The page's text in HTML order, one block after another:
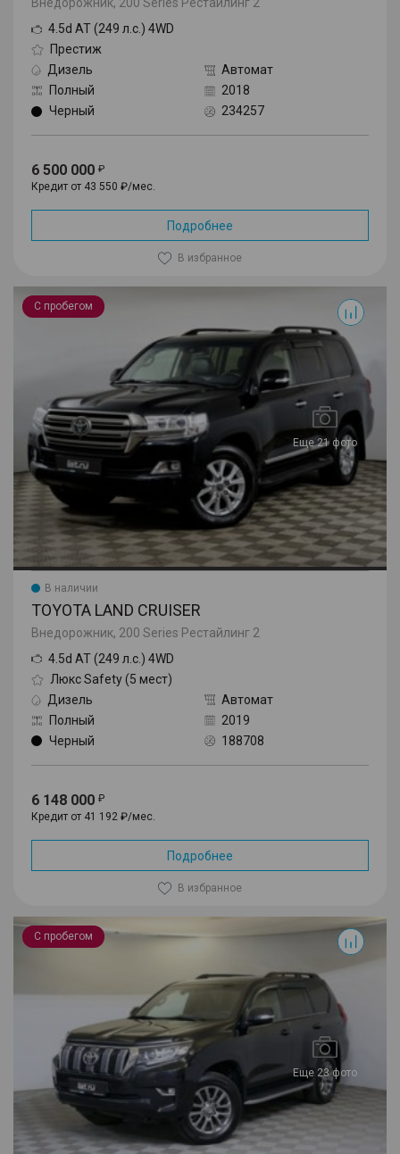
4.5d AT (249 л.с.) 4WD
Престиж
Дизель
Автомат
Полный
2018
Черный
234257
6 500 000
Кредит от 43 550 ₽/мес.
Подробнее
В избранное
С пробегом
Еще 21 фото
Land Cruiser
В наличии
TOYOTA LAND CRUISER
Внедорожник, 200 Series Рестайлинг 2
4.5d AT (249 л.с.) 4WD
Люкс Safety (5 мест)
Дизель
Автомат
Полный
2019
Черный
188708
6 148 000
Кредит от 41 192 ₽/мес.
Подробнее
В избранное
С пробегом
Еще 23 фото
Land Cruiser Prado